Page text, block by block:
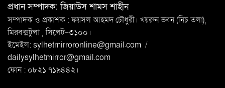
রপ্তানি বৃদ্ধিতে ক্ষুদ্র উদ্যোক্তাদের মেলা বুথ ভাড়া মওকুফ :
বাণিজ্যমন্ত্রী
মুক্তাদির-আরিফসহ ১৮ মন্ত্রীর পুলিশ এসকর্ট
প্রত্যাহার
প্রধান সম্পাদক: জিয়াউস শামস শাহীন
সম্পাদক ও প্রকাশক : ফয়সল আহমদ চৌধুরী। খয়রুন ভবন (নিচ তলা),
মিরবক্সটুলা ,সি‌লেট-৩১০০।
ইমেইল:sylhetmirroronline@gmail.com /
dailysylhetmirror@gmail.com
ফোন : ০৮২১ ৭১৯৪৪২।